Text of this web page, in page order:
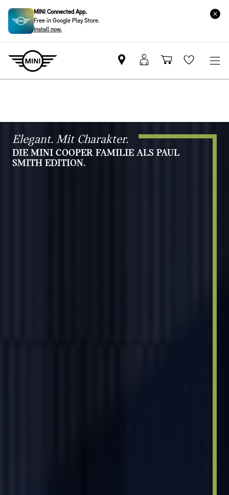
MINI Connected App.
Free in Google Play Store.
Install now.
MINI
Partner
MINI
Login
Wishlist
Elegant. Mit Charakter.
DIE MINI COOPER FAMILIE ALS PAUL
SMITH EDITION.